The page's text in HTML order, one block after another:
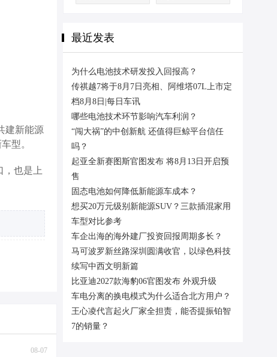
建新能源
型。
，也是上
08-07
最近发表
为什么电池技术研发投入回报高？
传祺越7将于8月7日亮相、阿维塔07L上市定
档8月8日|每日车讯
哪些电池技术环节影响汽车利润？
“闯大祸”的中创新航 还值得巨鲸平台信任
吗？
起亚全新赛图斯官图发布 将8月13日开启预
售
固态电池如何降低新能源车成本？
想买20万元级别新能源SUV？三款插混家用
车型对比参考
车企出海的海外建厂投资回报周期多长？
马可波罗新丝路深圳圆满收官，以绿色科技
续写中西文明新篇
比亚迪2027款海豹06官图发布 外观升级
车电分离的换电模式为什么适合北方用户？
王心凌代言起火厂家全担责，能否提振铂智
7的销量？